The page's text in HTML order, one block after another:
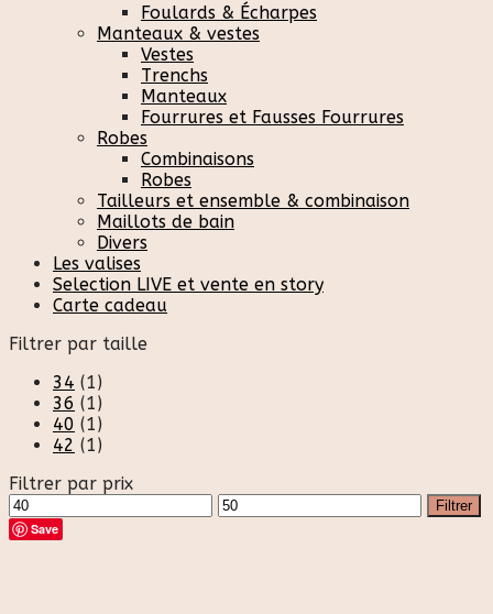
Foulards & Écharpes
Manteaux & vestes
Vestes
Trenchs
Manteaux
Fourrures et Fausses Fourrures
Robes
Combinaisons
Robes
Tailleurs et ensemble & combinaison
Maillots de bain
Divers
Les valises
Selection LIVE et vente en story
Carte cadeau
Filtrer par taille
34 (1)
36 (1)
40 (1)
42 (1)
Filtrer par prix
Prix
min
Prix
max
Filtrer
Save